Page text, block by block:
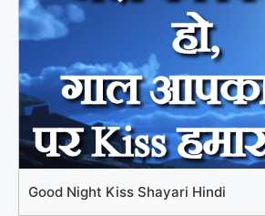
Good Night Kiss Shayari Hindi